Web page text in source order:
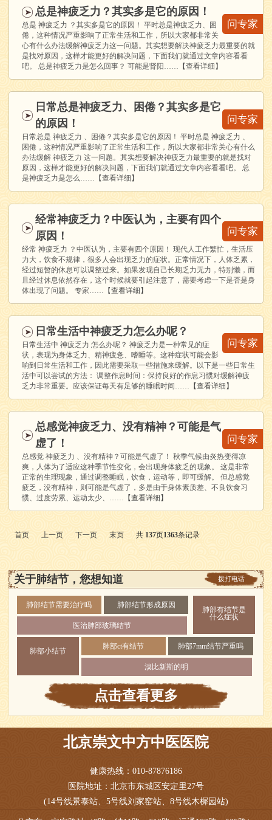
问专家
总是神疲乏力？其实多是它的原因！
总是 神疲乏力 ？其实多是它的原因！ 平时总是神疲乏力、困
倦，这种情况严重影响了正常生活和工作，所以大家都非常关
心有什么办法缓解神疲乏力这一问题。其实想要解决神疲乏力最重要的就
是找对原因，这样才能更好的解决问题，下面我们就通过文章内容看看
吧。 总是神疲乏力是怎么回事？ 可能是肾阳…… 【查看详细】
问专家
日常总是神疲乏力、困倦？其实多是它
的原因！
日常总是 神疲乏力 、困倦？其实多是它的原因！ 平时总是 神疲乏力 、
困倦，这种情况严重影响了正常生活和工作，所以大家都非常关心有什么
办法缓解 神疲乏力 这一问题。其实想要解决神疲乏力最重要的就是找对
原因，这样才能更好的解决问题，下面我们就通过文章内容看看吧。 总
是神疲乏力是怎么…… 【查看详细】
问专家
经常神疲乏力？中医认为，主要有四个
原因！
经常 神疲乏力 ？中医认为，主要有四个原因！ 现代人工作繁忙，生活压
力大，饮食不规律，很多人会出现乏力的症状。正常情况下，人体乏累，
经过短暂的休息可以调整过来。如果发现自己长期乏力无力，特别懒，而
且经过休息依然存在，这个时候就要引起注意了，需要考虑一下是否是身
体出现了问题。 专家……
【查看详细】
问专家
日常生活中神疲乏力怎么办呢？
日常生活中 神疲乏力 怎么办呢？ 神疲乏力是一种常见的症
状，表现为身体乏力、精神疲惫、嗜睡等。这种症状可能会影
响到日常生活和工作，因此需要采取一些措施来缓解。以下是一些日常生
活中可以尝试的方法： 调整作息时间：保持良好的作息习惯对缓解神疲
乏力非常重要。应该保证每天有足够的睡眠时间……
【查看详细】
问专家
总感觉神疲乏力、没有精神？可能是气
虚了！
总感觉 神疲乏力 、没有精神？可能是气虚了！ 秋季气候由炎热变得凉
爽，人体为了适应这种季节性变化，会出现身体疲乏的现象。 这是非常
正常的生理现象，通过调整睡眠，饮食，运动等，即可缓解。 但总感觉
疲乏，没有精神，则可能是气虚了，多是由于身体素质差、不良饮食习
惯、过度劳累、运动太少、…… 【查看详细】
首页 上一页 下一页 末页 共 137页1363条记录
拨打电话
关于肺结节，您想知道
肺部有结节是
什么症状
肺部结节需要治疗吗 肺部结节形成原因
医治肺部玻璃结节
肺部小结节
肺部ct有结节 肺部7mm结节严重吗
溴比新斯的明
点击查看更多
北京崇文中方中医医院
健康热线：010-87876186
医院地址：北京市东城区安定里27号
(14号线景泰站、5号线刘家窑站、8号线木樨园站)